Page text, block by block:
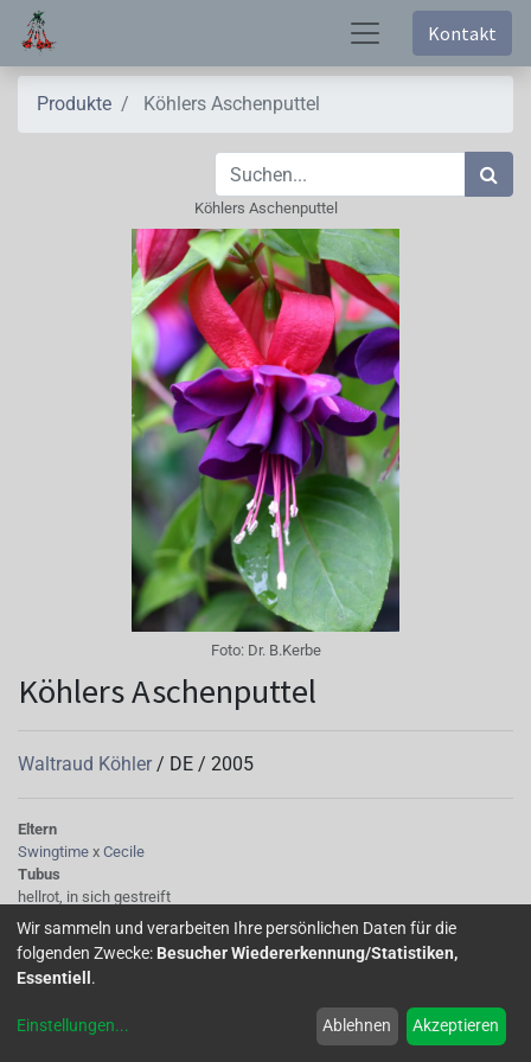
Kontakt
Produkte Köhlers Aschenputtel
Köhlers Aschenputtel
Foto: Dr. B.Kerbe
Köhlers Aschenputtel
Waltraud Köhler / DE / 2005
Eltern
Swingtime x Cecile
Tubus
hellrot, in sich gestreift
Sepalen
Sepalen waagerecht bis schräg oben zurückgeschlagen, grüne Spitzen,
leicht gekreppt, obenauf: hellrot-creme, rötl. gestreift, unterseits: Rot
Korolle/Petalen
Korolle später weinrot färbend, außen an der Korolle kleine rosa Zipfel
bzw. rosa Streifen von der Basis ausgehend, dunkelblau bis lila, gefüllt, rot
Wir sammeln und verarbeiten Ihre persönlichen Daten für die
folgenden Zwecke: Besucher Wiedererkennung/Statistiken,
Essentiell .
Einstellungen... Ablehnen Akzeptieren